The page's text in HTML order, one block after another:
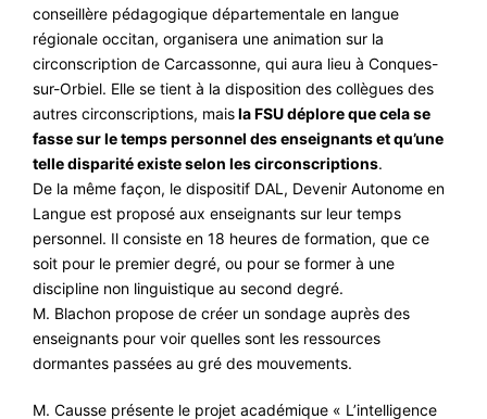
conseillère pédagogique départementale en langue
régionale occitan, organisera une animation sur la
circonscription de Carcassonne, qui aura lieu à Conques-
sur-Orbiel. Elle se tient à la disposition des collègues des
autres circonscriptions, maisla FSU déplore que cela se
fasse sur le temps personnel des enseignants et qu’une
telle disparité existe selon les circonscriptions.
De la même façon, le dispositif DAL, Devenir Autonome en
Langue est proposé aux enseignants sur leur temps
personnel. Il consiste en 18 heures de formation, que ce
soit pour le premier degré, ou pour se former à une
discipline non linguistique au second degré.
M. Blachon propose de créer un sondage auprès des
enseignants pour voir quelles sont les ressources
dormantes passées au gré des mouvements.
M. Causse présente le projet académique « L’intelligence